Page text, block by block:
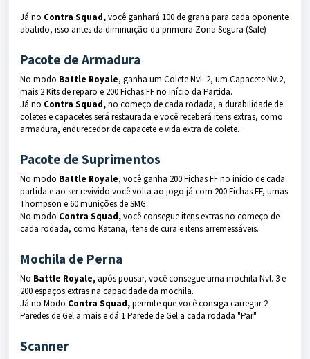
Já no Contra Squad,você ganhará 100 de grana para cada oponente
abatido, isso antes da diminuição da primeira Zona Segura (Safe)
Pacote de Armadura
No modo Battle Royale, ganha um Colete Nvl. 2, um Capacete Nv.2,
mais 2 Kits de reparo e 200 Fichas FF no início da Partida.
Já no Contra Squad,no começo de cada rodada, a durabilidade de
coletes e capacetes será restaurada e você receberá itens extras, como
armadura, endurecedor de capacete e vida extra de colete.
Pacote de Suprimentos
No modo Battle Royale, você ganha 200 Fichas FF no início de cada
partida e ao ser revivido você volta ao jogo já com 200 Fichas FF, umas
Thompson e 60 munições de SMG.
No modo Contra Squad,você consegue itens extras no começo de
cada rodada, como Katana, itens de cura e itens arremessáveis.
Mochila de Perna
No Battle Royale, após pousar, você consegue uma mochila Nvl. 3 e
200 espaços extras na capacidade da mochila.
Já no Modo Contra Squad,permite que você consiga carregar 2
Paredes de Gel a mais e dá 1 Parede de Gel a cada rodada "Par"
Scanner